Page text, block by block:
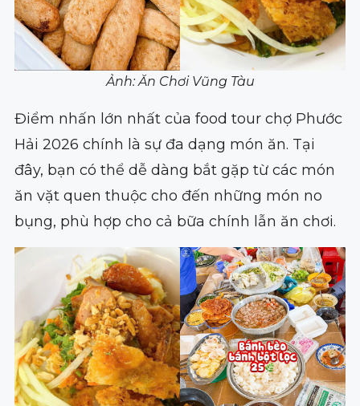
Ảnh: Ăn Chơi Vũng Tàu
Điểm nhấn lớn nhất của food tour chợ Phước
Hải 2026 chính là sự đa dạng món ăn. Tại
đây, bạn có thể dễ dàng bắt gặp từ các món
ăn vặt quen thuộc cho đến những món no
bụng, phù hợp cho cả bữa chính lẫn ăn chơi.